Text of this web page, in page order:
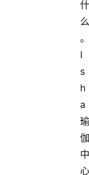
什
么
。
I
s
h
a
瑜
伽
中
心